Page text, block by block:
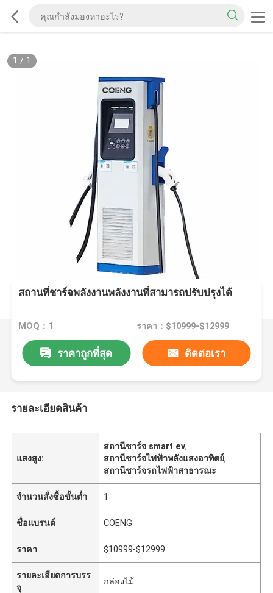
1 / 1
สถานที่ชาร์จพลังงานพลังงานที่สามารถปรับปรุงได้
MOQ：1 ราคา：$10999-$12999
ราคาถูกที่สุด ติดต่อเรา
รายละเอียดสินค้า
แสงสูง:
สถานีชาร์จ smart ev,
สถานีชาร์จไฟฟ้าพลังแสงอาทิตย์,
สถานีชาร์จรถไฟฟ้าสาธารณะ
จำนวนสั่งซื้อขั้นต่ำ 1
ชื่อแบรนด์ COENG
ราคา $10999-$12999
รายละเอียดการบรร
จุ
กล่องไม้